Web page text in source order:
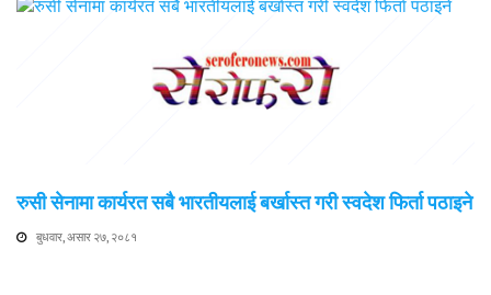
रुसी सेनामा कार्यरत सबै भारतीयलाई बर्खास्त गरी स्वदेश फिर्ता पठाइने
बुधवार, असार २७, २०८१